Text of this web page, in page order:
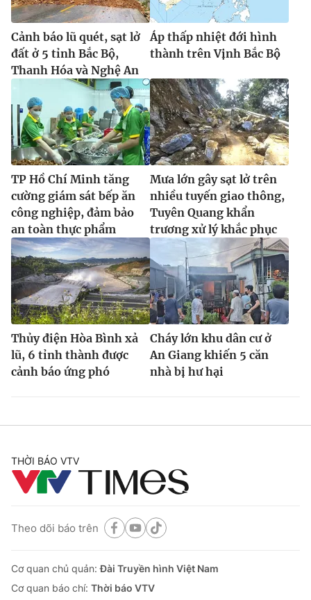
Ðiện thoại Thời báo VTV:024.66 897 897
Email:toasoan@vtv.vn
Liên hệ quảng cáo:
024-7300.7108
® Cấm sao chép dưới mọi hình thức nếu không có sự chấp
thuận bằng văn bản. Ghi rõ nguồn VTV.vn khi phát hành lại
thông tin từ website này.
Cảnh báo lũ quét, sạt lở
đất ở 5 tỉnh Bắc Bộ,
Thanh Hóa và Nghệ An
Áp thấp nhiệt đới hình
thành trên Vịnh Bắc Bộ
TP Hồ Chí Minh tăng
cường giám sát bếp ăn
công nghiệp, đảm bảo
an toàn thực phẩm
Mưa lớn gây sạt lở trên
nhiều tuyến giao thông,
Tuyên Quang khẩn
trương xử lý khắc phục
Thủy điện Hòa Bình xả
lũ, 6 tỉnh thành được
cảnh báo ứng phó
Cháy lớn khu dân cư ở
An Giang khiến 5 căn
nhà bị hư hại
THỜI BÁO VTV
Theo dõi báo trên
Cơ quan chủ quản:Đài Truyền hình Việt Nam
Cơ quan báo chí: Thời báo VTV